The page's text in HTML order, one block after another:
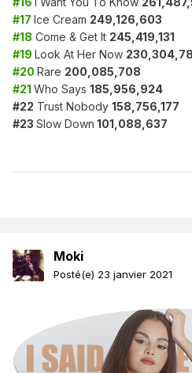
#17 Ice Cream 249,126,603
#18 Come & Get It 245,419,131
#19 Look At Her Now
#20 Rare 200,085,708
#21 Who Says 185,956,924
#22 Trust Nobody 158,756,177
#23 Slow Down 101,088,637
Moki
Posté(e) 23 janvier 2021